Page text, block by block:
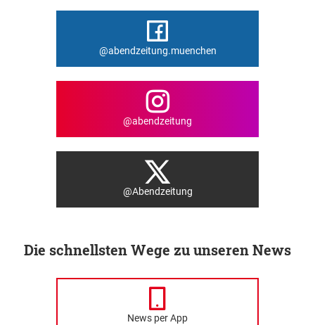
@abendzeitung.muenchen
@abendzeitung
@Abendzeitung
Die schnellsten Wege zu unseren News
News per App